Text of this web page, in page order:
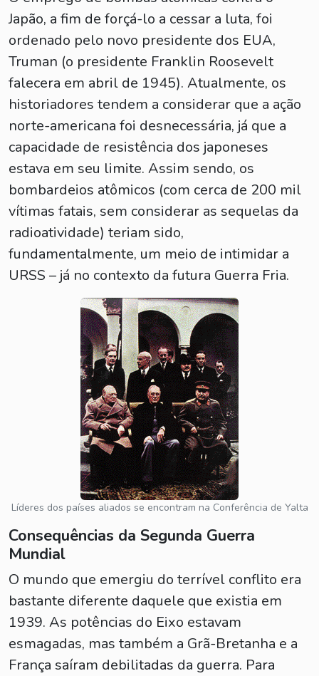
Japão, a fim de forçá-lo a cessar a luta, foi
ordenado pelo novo presidente dos EUA,
Truman (o presidente Franklin Roosevelt
falecera em abril de 1945). Atualmente, os
historiadores tendem a considerar que a ação
norte-americana foi desnecessária, já que a
capacidade de resistência dos japoneses
estava em seu limite. Assim sendo, os
bombardeios atômicos (com cerca de 200 mil
vítimas fatais, sem considerar as sequelas da
radioatividade) teriam sido,
fundamentalmente, um meio de intimidar a
URSS – já no contexto da futura Guerra Fria.
Líderes dos países aliados se encontram na Conferência de Yalta
Consequências da Segunda Guerra
Mundial
O mundo que emergiu do terrível conflito era
bastante diferente daquele que existia em
1939. As potências do Eixo estavam
esmagadas, mas também a Grã-Bretanha e a
França saíram debilitadas da guerra. Para